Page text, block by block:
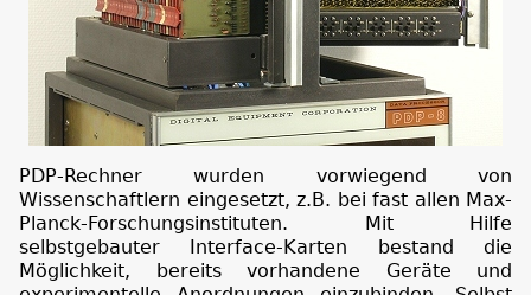
PDP-Rechner wurden vorwiegend von
Wissenschaftlern eingesetzt, z.B. bei fast allen Max-
Planck-Forschungsinstituten. Mit Hilfe
selbstgebauter Interface-Karten bestand die
Möglichkeit, bereits vorhandene Geräte und